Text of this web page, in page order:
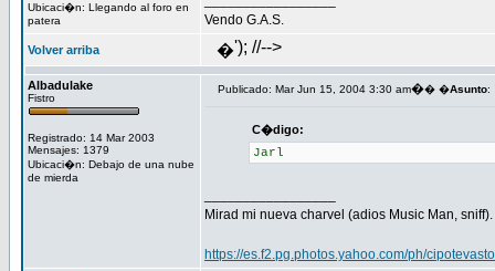
Ubicaci�n: Llegando al foro en
patera
Vendo G.A.S.
Volver arriba �'); //-->
Albadulake
Fistro
Registrado: 14 Mar 2003
Mensajes: 1379
Ubicaci�n: Debajo de una nube
de mierda
Publicado: Mar Jun 15, 2004 3:30 am�� �Asunto:
C�digo:
Jarl
Mirad mi nueva charvel (adios Music Man, sniff).
https://es.f2.pg.photos.yahoo.com/ph/